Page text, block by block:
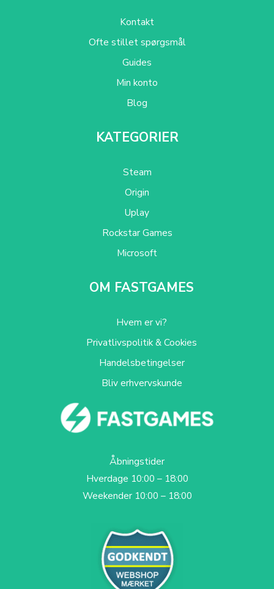
Kontakt
Ofte stillet spørgsmål
Guides
Min konto
Blog
KATEGORIER
Steam
Origin
Uplay
Rockstar Games
Microsoft
OM FASTGAMES
Hvem er vi?
Privatlivspolitik & Cookies
Handelsbetingelser
Bliv erhvervskunde
Åbningstider
Hverdage 10:00 – 18:00
Weekender 10:00 – 18:00